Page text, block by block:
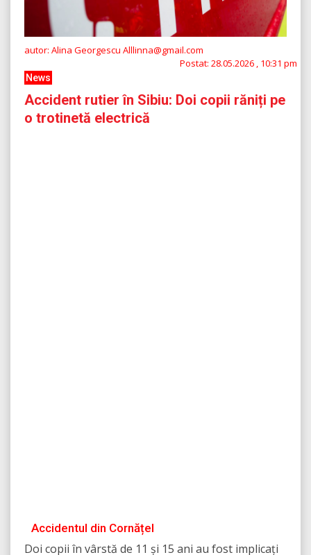
autor: Alina Georgescu Alllinna@gmail.com
Postat: 28.05.2026 , 10:31 pm
News
Accident rutier în Sibiu: Doi copii răniți pe
o trotinetă electrică
Accidentul din Cornățel
Doi copii în vârstă de 11 și 15 ani au fost implicați